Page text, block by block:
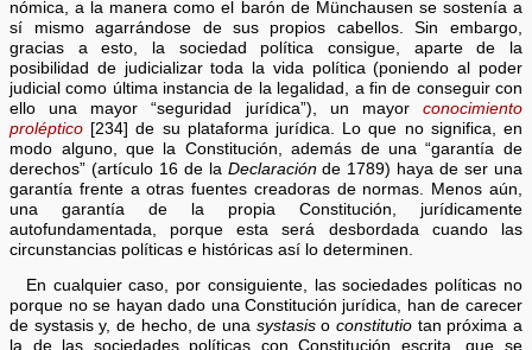
nómica, a la manera como el barón de Münchausen se sostenía a
sí mismo agarrándose de sus propios cabellos. Sin embargo,
gracias a esto, la sociedad política consigue, aparte de la
posibilidad de judicializar toda la vida política (poniendo al poder
judicial como última instancia de la legalidad, a fin de conseguir con
ello una mayor “seguridad jurídica”), un mayor conocimiento
proléptico [234] de su plataforma jurídica. Lo que no significa, en
modo alguno, que la Constitución, además de una “garantía de
derechos” (artículo 16 de la Declaraciónde 1789) haya de ser una
garantía frente a otras fuentes creadoras de normas. Menos aún,
una garantía de la propia Constitución, jurídicamente
autofundamentada, porque esta será desbordada cuando las
circunstancias políticas e históricas así lo determinen.
En cualquier caso, por consiguiente, las sociedades políticas no
porque no se hayan dado una Constitución jurídica, han de carecer
de systasis y, de hecho, de una systasiso constitutiotan próxima a
la de las sociedades políticas con Constitución escrita, que se